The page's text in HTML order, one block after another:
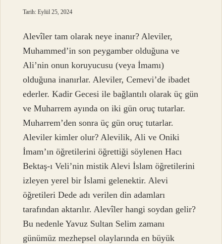
Tarih: Eylül 25, 2024
Alevîler tam olarak neye inanır? Aleviler,
Muhammed’in son peygamber olduğuna ve
Ali’nin onun koruyucusu (veya İmamı)
olduğuna inanırlar. Aleviler, Cemevi’de ibadet
ederler. Kadir Gecesi ile bağlantılı olarak üç gün
ve Muharrem ayında on iki gün oruç tutarlar.
Muharrem’den sonra üç gün oruç tutarlar.
Aleviler kimler olur? Alevilik, Ali ve Oniki
İmam’ın öğretilerini öğrettiği söylenen Hacı
Bektaş-ı Veli’nin mistik Alevi İslam öğretilerini
izleyen yerel bir İslami gelenektir. Alevi
öğretileri Dede adı verilen din adamları
tarafından aktarılır. Alevîler hangi soydan gelir?
Bu nedenle Yavuz Sultan Selim zamanı
günümüz mezhepsel olaylarında en büyük